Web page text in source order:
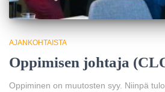
AJANKOHTAISTA
Oppimisen johtaja
Oppiminen on muutosten syy. Niinpä